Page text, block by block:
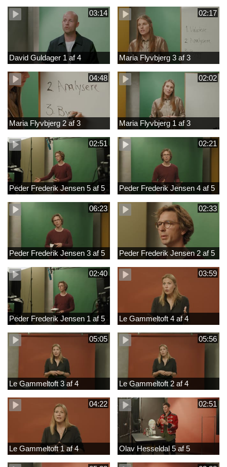
03:14
David Guldager 1 af 4
02:17
Maria Flyvbjerg 3 af 3
04:48
Maria Flyvbjerg 2 af 3
02:02
Maria Flyvbjerg 1 af 3
02:51
Peder Frederik Jensen 5 af 5
02:21
Peder Frederik Jensen 4 af 5
06:23
Peder Frederik Jensen 3 af 5
02:33
Peder Frederik Jensen 2 af 5
02:40
Peder Frederik Jensen 1 af 5
03:59
Le Gammeltoft 4 af 4
05:05
Le Gammeltoft 3 af 4
05:56
Le Gammeltoft 2 af 4
04:22
Le Gammeltoft 1 af 4
02:51
Olav Hesseldal 5 af 5